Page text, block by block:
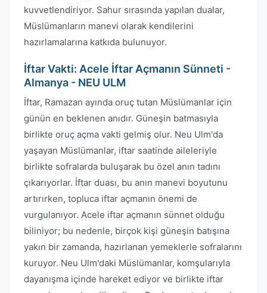
kuvvetlendiriyor. Sahur sırasında yapılan dualar,
Müslümanların manevi olarak kendilerini
hazırlamalarına katkıda bulunuyor.
İftar Vakti: Acele İftar Açmanın Sünneti -
Almanya - NEU ULM
İftar, Ramazan ayında oruç tutan Müslümanlar için
günün en beklenen anıdır. Güneşin batmasıyla
birlikte oruç açma vakti gelmiş olur. Neu Ulm'da
yaşayan Müslümanlar, iftar saatinde aileleriyle
birlikte sofralarda buluşarak bu özel anın tadını
çıkarıyorlar. İftar duası, bu anın manevi boyutunu
artırırken, topluca iftar açmanın önemi de
vurgulanıyor. Acele iftar açmanın sünnet olduğu
biliniyor; bu nedenle, birçok kişi güneşin batışına
yakın bir zamanda, hazırlanan yemeklerle sofralarını
kuruyor. Neu Ulm'daki Müslümanlar, komşularıyla
dayanışma içinde hareket ediyor ve birlikte iftar